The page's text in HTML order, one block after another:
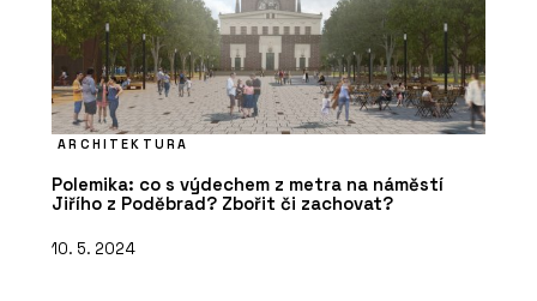
ARCHITEKTURA
Polemika: co s výdechem z metra na náměstí
Jiřího z Poděbrad? Zbořit či zachovat?
10. 5. 2024